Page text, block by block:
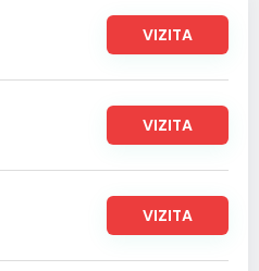
VIZITA
VIZITA
VIZITA